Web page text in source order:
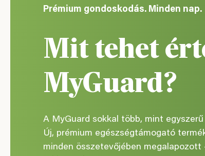
Prémium gondoskodás. Minden nap.
Mit tehet
MyGuard?
A MyGuard sokkal több, mint
Új, prémium egészségtámogató
minden összetevőjében megalapozott